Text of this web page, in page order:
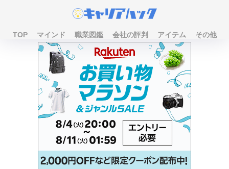
TOP マインド 職業図鑑 会社の評判 アイテム その他